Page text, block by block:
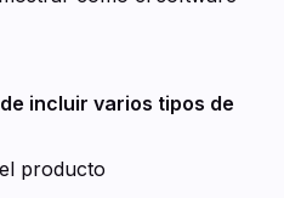
incluir varios tipos de
producto